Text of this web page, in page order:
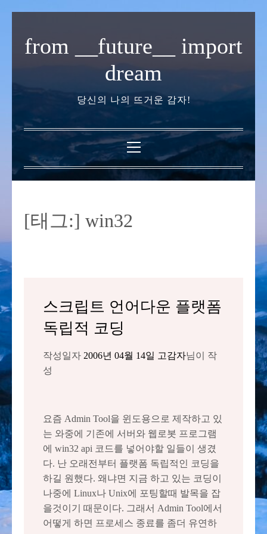
기
from __future__ import
dream
당신의 나의 뜨거운 감자!
기
본
메
뉴
[태그:] win32
스크립트 언어다운 플랫폼
독립적 코딩
작성일자 2006년 04월 14일 고감자님이 작
성
요즘 Admin Tool을 윈도용으로 제작하고 있
는 와중에 기존에 서버와 웹로봇 프로그램
에 win32 api 코드를 넣어야할 일들이 생겼
다. 난 오래전부터 플랫폼 독립적인 코딩을
하길 원했다. 왜냐면 지금 하고 있는 코딩이
나중에 Linux나 Unix에 포팅할때 발목을 잡
을것이기 때문이다. 그래서 Admin Tool에서
어떻게 하면 프로세스 종료를 좀더 유연하